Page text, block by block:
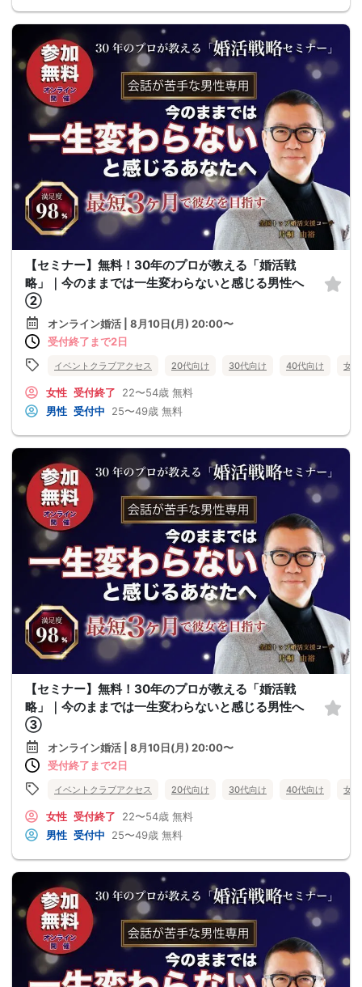
【セミナー】無料！30年のプロが教える「婚活戦
略」｜今のままでは一生変わらないと感じる男性へ
②
オンライン婚活 | 8月10日(月) 20:00〜
受付終了まで2日
イベントクラブアクセス 20代向け 30代向け 40代向け 女
女性 受付終了 22〜54歳 無料
男性 受付中 25〜49歳 無料
【セミナー】無料！30年のプロが教える「婚活戦
略」｜今のままでは一生変わらないと感じる男性へ
③
オンライン婚活 | 8月10日(月) 20:00〜
受付終了まで2日
イベントクラブアクセス 20代向け 30代向け 40代向け 女
女性 受付終了 22〜54歳 無料
男性 受付中 25〜49歳 無料